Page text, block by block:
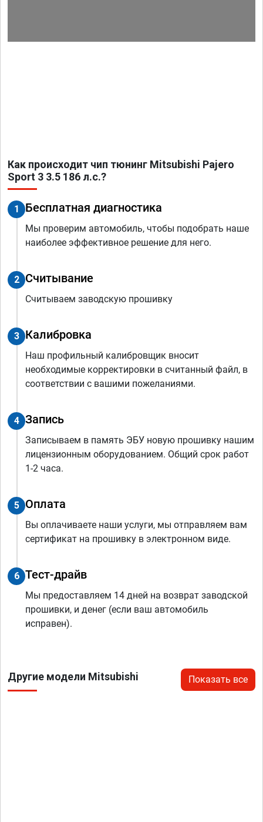
Как происходит чип тюнинг Mitsubishi Pajero
Sport 3 3.5 186 л.с.?
1 Бесплатная диагностика
Мы проверим автомобиль, чтобы подобрать наше
наиболее эффективное решение для него.
2 Считывание
Считываем заводскую прошивку
3 Калибровка
Наш профильный калибровщик вносит
необходимые корректировки в считанный файл, в
соответствии с вашими пожеланиями.
4 Запись
Записываем в память ЭБУ новую прошивку нашим
лицензионным оборудованием. Общий срок работ
1-2 часа.
5 Оплата
Вы оплачиваете наши услуги, мы отправляем вам
сертификат на прошивку в электронном виде.
6 Тест-драйв
Мы предоставляем 14 дней на возврат заводской
прошивки, и денег (если ваш автомобиль
исправен).
Другие модели Mitsubishi Показать все